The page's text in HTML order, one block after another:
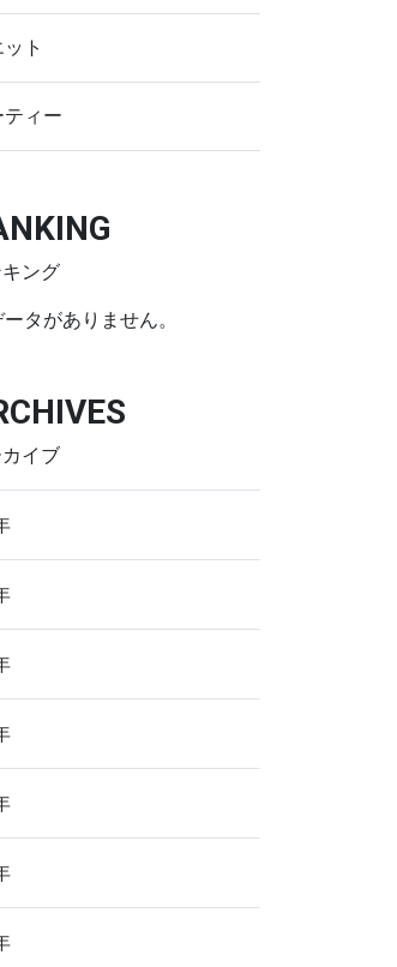
ト
ティー
ング
タがありません。
イブ